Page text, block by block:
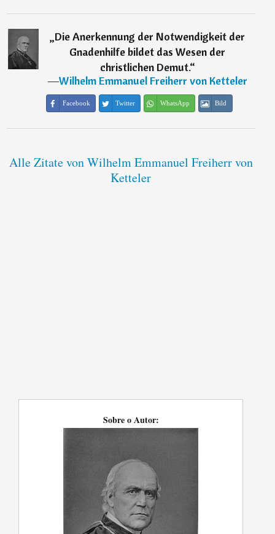
„Die Anerkennung der Notwendigkeit der
Gnadenhilfe bildet das Wesen der
christlichen Demut.“
―Wilhelm Emmanuel Freiherr von Ketteler
Facebook Twitter WhatsApp Bild
Alle Zitate von Wilhelm Emmanuel Freiherr von
Ketteler
Sobre o Autor: